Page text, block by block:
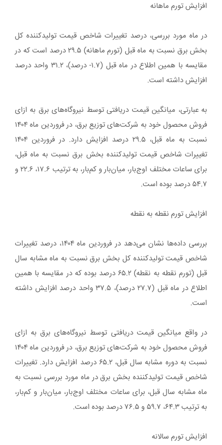
افزایش تورم ماهانه
در ماه مورد بررسی، درصد تغییرات شاخص قیمت تولیدکننده کل
بخش برق نسبت به ماه قبل (تورم ماهانه) ۲۹.۵ درصد است که در
مقایسه با همین اطلاع در ماه قبل (۱.۷- درصد)، ۳۱.۲ واحد درصد
افزایش داشته است.
به عبارتی، میانگین قیمت دریافتی توسط نیروگاه‌های برق به ازای
فروش محصول خود به شرکت‌های توزیع برق، در فروردین ماه ۱۴۰۴
نسبت به ماه قبل، ۲۹.۵ درصد افزایش دارد. در فروردین ۱۴۰۴
تغییرات شاخص قیمت تولیدکننده بخش برق نسبت به ماه قبل،
برای ساعات مختلف اوج‌بار، میان‌بار و کم‌بار، به ترتیب ۱۷.۶، ۲۲.۶ و
۵۴.۷ درصد بوده است.
افزایش تورم نقطه به نقطه
بررسی داده‌ها نشان می‌دهد در فروردین ماه ۱۴۰۴، درصد تغییرات
شاخص قیمت تولیدکننده کل بخش برق نسبت به ماه مشابه سال
قبل (تورم نقطه به نقطه) ۶۵.۲ درصد بوده که در مقایسه با همین
اطلاع در ماه قبل (۲۷.۷ درصد)، ۳۷.۵ واحد درصد افزایش داشته
است.
در واقع میانگین قیمت دریافتی توسط نیروگاه‌های برق به ازای
فروش محصول خود به شرکت‌های توزیع برق، در فروردین ماه ۱۴۰۴
نسبت به دوره مشابه سال قبل، ۶۵.۲ درصد افزایش دارد. تغییرات
شاخص قیمت تولیدکننده بخش برق در ماه مورد بررسی نسبت به
ماه مشابه سال قبل، برای ساعات مختلف اوج‌بار، میان‌بار و کم‌بار،
به ترتیب ۶۴.۳، ۵۹.۷ و ۷۶.۵ درصد بوده است.
افزایش تورم سالانه